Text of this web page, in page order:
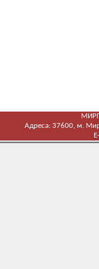
Адреса: 37600, м.